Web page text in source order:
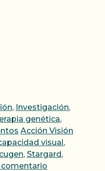
, Investigación,
genética,
Etiquetas
Acción Visión
visual,
, Stargard,
comentario